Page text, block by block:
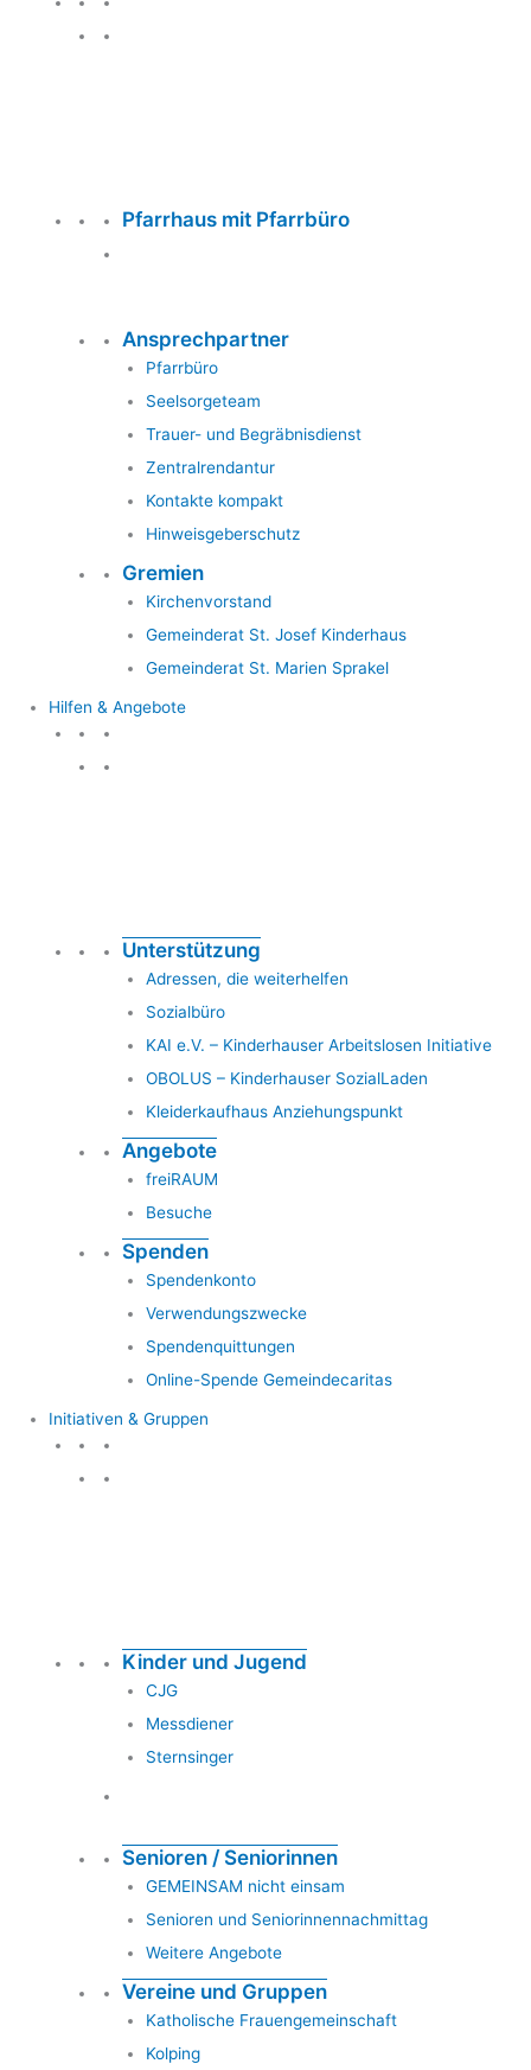
Pfarrhaus mit Pfarrbüro
Ansprechpartner
Pfarrbüro
Seelsorgeteam
Trauer- und Begräbnisdienst
Zentralrendantur
Kontakte kompakt
Hinweisgeberschutz
Gremien
Kirchenvorstand
Gemeinderat St. Josef Kinderhaus
Gemeinderat St. Marien Sprakel
Hilfen & Angebote
Unterstützung
Adressen, die weiterhelfen
Sozialbüro
KAI e.V. – Kinderhauser Arbeitslosen Initiative
OBOLUS – Kinderhauser SozialLaden
Kleiderkaufhaus Anziehungspunkt
Angebote
freiRAUM
Besuche
Spenden
Spendenkonto
Verwendungszwecke
Spendenquittungen
Online-Spende Gemeindecaritas
Initiativen & Gruppen
Kinder und Jugend
CJG
Messdiener
Sternsinger
Senioren / Seniorinnen
GEMEINSAM nicht einsam
Senioren und Seniorinnennachmittag
Weitere Angebote
Vereine und Gruppen
Katholische Frauengemeinschaft
Kolping